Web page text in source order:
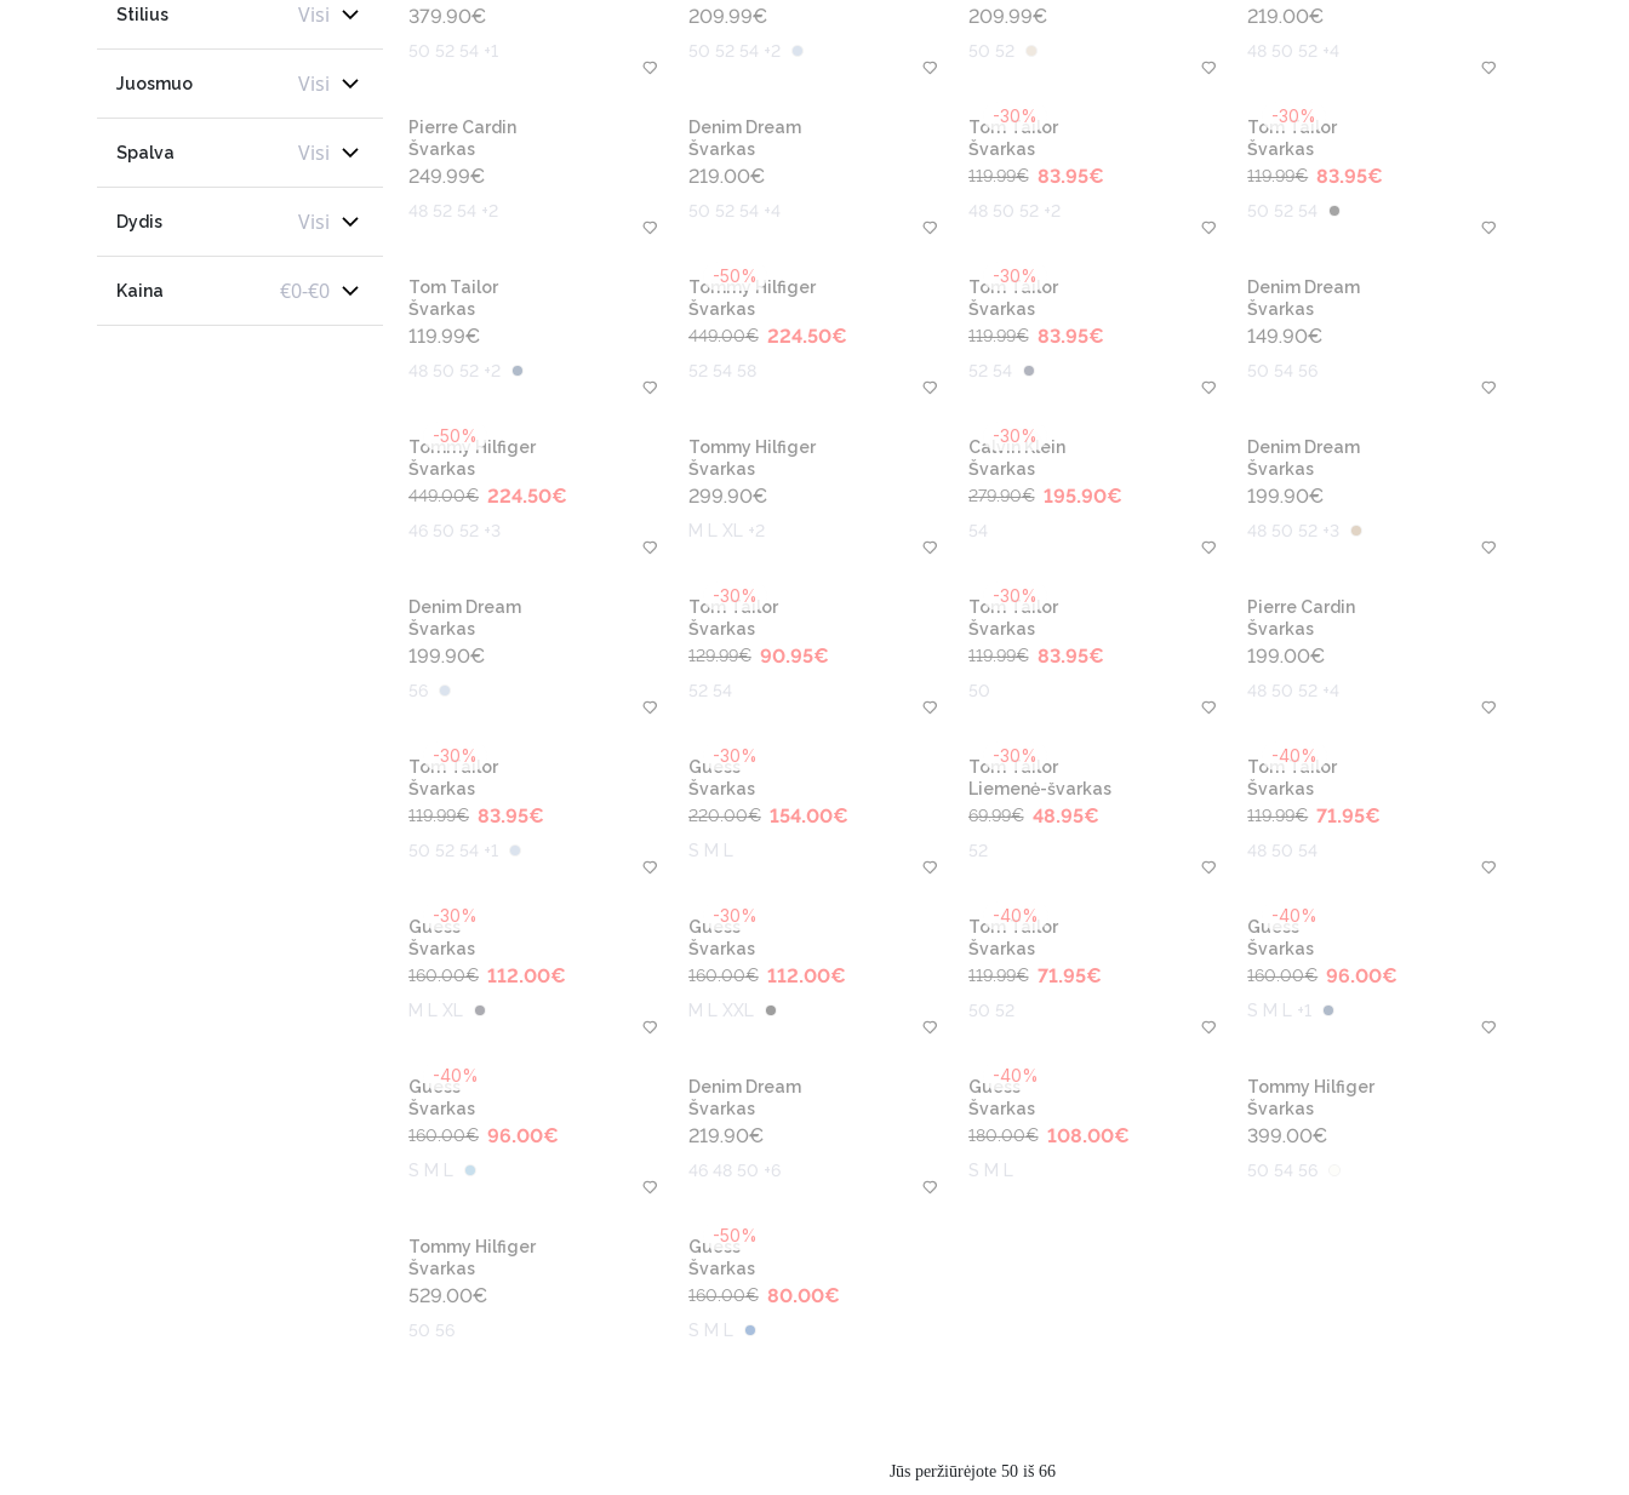
Stilius Visi
Juosmuo Visi
Spalva Visi
Dydis Visi
Kaina €0-€0
379.90€
50 52 54 +1
209.99€
50 52 54 +2
209.99€
50 52
219.00€
48 50 52 +4
Pierre Cardin
Švarkas
249.99€
48 52 54 +2
Denim Dream
Švarkas
219.00€
50 52 54 +4
-30%
Tom Tailor
Švarkas
119.99€ 83.95€
48 50 52 +2
-30%
Tom Tailor
Švarkas
119.99€ 83.95€
50 52 54
Tom Tailor
Švarkas
119.99€
48 50 52 +2
-50%
Tommy Hilfiger
Švarkas
449.00€ 224.50€
52 54 58
-30%
Tom Tailor
Švarkas
119.99€ 83.95€
52 54
Denim Dream
Švarkas
149.90€
50 54 56
-50%
Tommy Hilfiger
Švarkas
449.00€ 224.50€
46 50 52 +3
Tommy Hilfiger
Švarkas
299.90€
M L XL +2
-30%
Calvin Klein
Švarkas
279.90€ 195.90€
54
Denim Dream
Švarkas
199.90€
48 50 52 +3
Denim Dream
Švarkas
199.90€
56
-30%
Tom Tailor
Švarkas
129.99€ 90.95€
52 54
-30%
Tom Tailor
Švarkas
119.99€ 83.95€
50
Pierre Cardin
Švarkas
199.00€
48 50 52 +4
-30%
Tom Tailor
Švarkas
119.99€ 83.95€
50 52 54 +1
-30%
Guess
Švarkas
220.00€ 154.00€
S M L
-30%
Tom Tailor
Liemenė-švarkas
69.99€ 48.95€
52
-40%
Tom Tailor
Švarkas
119.99€ 71.95€
48 50 54
-30%
Guess
Švarkas
160.00€ 112.00€
M L XL
-30%
Guess
Švarkas
160.00€ 112.00€
M L XXL
-40%
Tom Tailor
Švarkas
119.99€ 71.95€
50 52
-40%
Guess
Švarkas
160.00€ 96.00€
S M L +1
-40%
Guess
Švarkas
160.00€ 96.00€
S M L
Denim Dream
Švarkas
219.90€
46 48 50 +6
-40%
Guess
Švarkas
180.00€ 108.00€
S M L
Tommy Hilfiger
Švarkas
399.00€
50 54 56
Tommy Hilfiger
Švarkas
529.00€
50 56
-50%
Guess
Švarkas
160.00€ 80.00€
S M L
Jūs peržiūrėjote 50 iš 66